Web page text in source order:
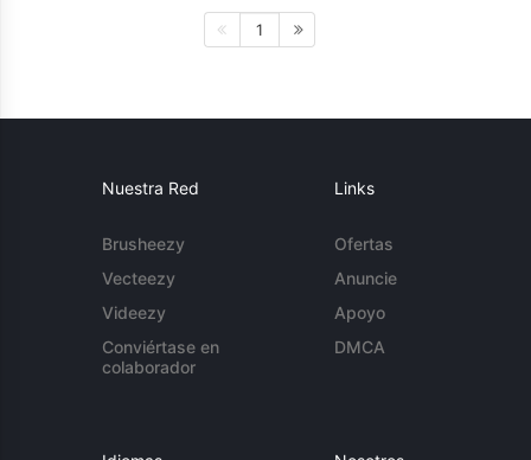
1
Nuestra Red
Brusheezy
Vecteezy
Videezy
Conviértase en
colaborador
Links
Ofertas
Anuncie
Apoyo
DMCA